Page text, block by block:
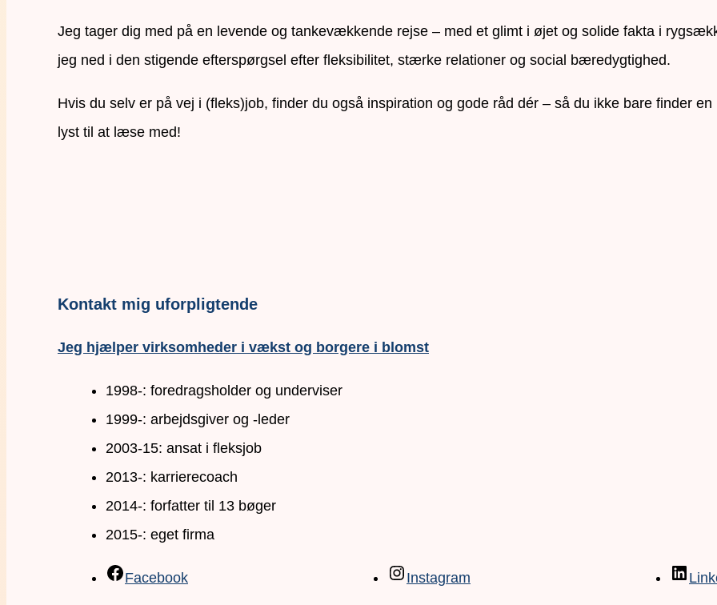
Jeg tager dig med på en levende og tankevækkende rejse – med et glimt i øjet og solide fakta i
jeg ned i den stigende efterspørgsel efter fleksibilitet, stærke relationer og social bæredygtighed.
Hvis du selv er på vej i (fleks)job, finder du også inspiration og gode råd dér – så du ikke bare finder en
lyst til at læse med!
Kontakt mig uforpligtende
Jeg hjælper virksomheder i vækst og borgere i blomst
1998-: foredragsholder og underviser
1999-: arbejdsgiver og -leder
2003-15: ansat i fleksjob
2013-: karrierecoach
2014-: forfatter til 13 bøger
2015-: eget firma
Facebook Instagram